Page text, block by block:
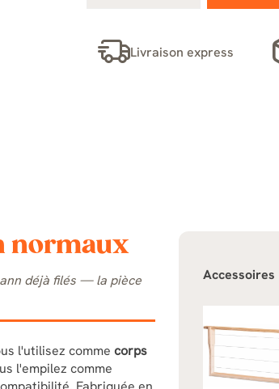
Livraison express
normaux
déjà filés — la pièce
l'utilisez comme corps
l'empilez comme
Accessoires